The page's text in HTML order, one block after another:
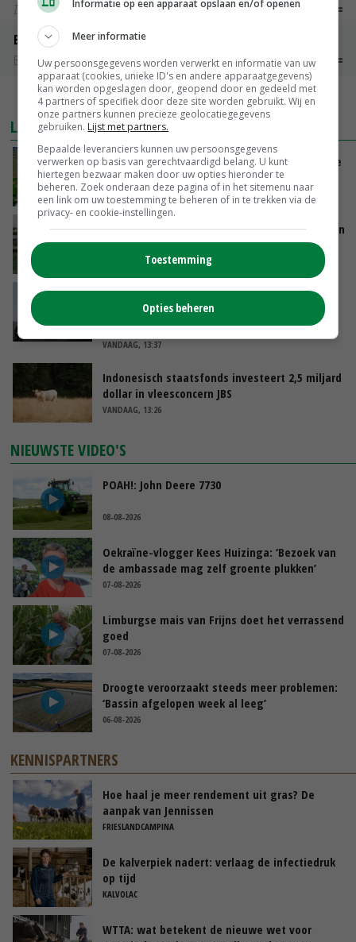
Zuivel weekprijzen € 134,00 € 0,00
Boeren Gouda 12 kg
Boerenkaas
€ 6,05 € 0,00
MEER MARKTPRIJZEN
LAATSTE NIEUWS
Zeer lage Rijnaanvoer komt bovenop droogste
juli ooit
VANDAAG, 13:55
Brittany Ferries stopt met veetransport tussen
Ierland en Frankrijk
VANDAAG, 13:46
Waarschuwing moet
grondwateronttrekkingsverbod in Limburg
voorkomen
VANDAAG, 13:37
Indonesisch staatsfonds investeert 2,5 miljard
dollar in vleesconcern JBS
VANDAAG, 13:26
NIEUWSTE VIDEO'S
POAH!: John Deere 7730
08-08-2026
Oekraïne-vlogger Kees Huizinga: ‘Bezoek van
de ambassade mag zelf groente plukken’
07-08-2026
Limburgse mais van Frijns doet het verrassend
goed
07-08-2026
Droogte veroorzaakt steeds meer problemen:
‘Bassin afgelopen week al leeg’
06-08-2026
KENNISPARTNERS
Hoe haal je meer rendement uit gras? De
aanpak van Jennissen
FRIESLANDCAMPINA
De kalverpiek nadert: verlaag de infectiedruk
op tijd
KALVOLAC
WTTA: wat betekent de nieuwe wet voor
Informatie op een apparaat opslaan en/of openen
Meer informatie
Uw persoonsgegevens worden verwerkt en informatie van uw
apparaat (cookies, unieke ID's en andere apparaatgegevens)
kan worden opgeslagen door, geopend door en gedeeld met
4 partners of specifiek door deze site worden gebruikt. Wij en
onze partners kunnen precieze geolocatiegegevens
gebruiken. Lijst met partners.
Bepaalde leveranciers kunnen uw persoonsgegevens
verwerken op basis van gerechtvaardigd belang. U kunt
hiertegen bezwaar maken door uw opties hieronder te
beheren. Zoek onderaan deze pagina of in het sitemenu naar
een link om uw toestemming te beheren of in te trekken via de
privacy- en cookie-instellingen.
Toestemming
Opties beheren